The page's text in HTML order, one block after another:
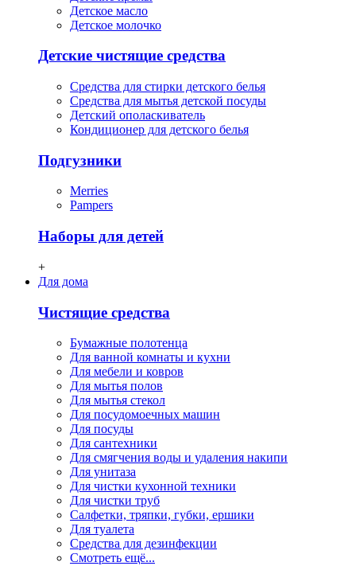
Детское масло
Детское молочко
Детские чистящие средства
Средства для стирки детского белья
Средства для мытья детской посуды
Детский ополаскиватель
Кондиционер для детского белья
Подгузники
Merries
Pampers
Наборы для детей
+
Для дома
Чистящие средства
Бумажные полотенца
Для ванной комнаты и кухни
Для мебели и ковров
Для мытья полов
Для мытья стекол
Для посудомоечных машин
Для посуды
Для сантехники
Для смягчения воды и удаления накипи
Для унитаза
Для чистки кухонной техники
Для чистки труб
Салфетки, тряпки, губки, ершики
Для туалета
Средства для дезинфекции
Смотреть ещё...